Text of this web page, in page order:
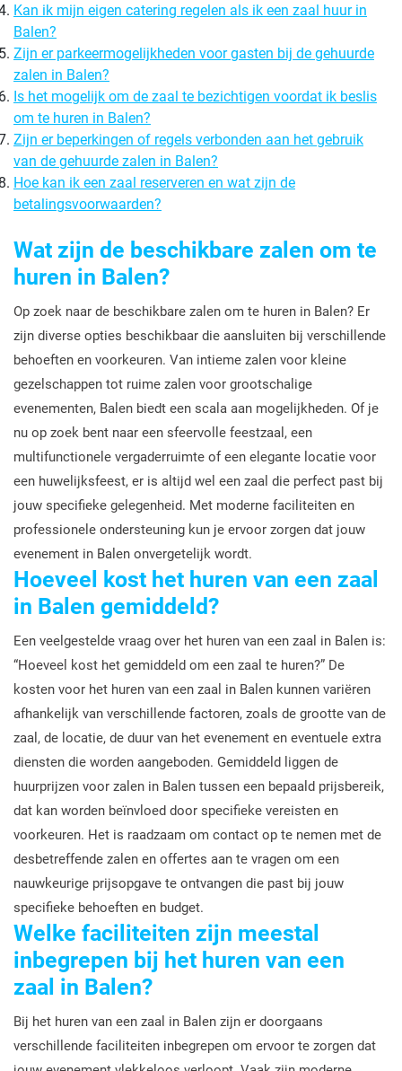
Kan ik mijn eigen catering regelen als ik een zaal huur in
Balen?
Zijn er parkeermogelijkheden voor gasten bij de gehuurde
zalen in Balen?
Is het mogelijk om de zaal te bezichtigen voordat ik beslis
om te huren in Balen?
Zijn er beperkingen of regels verbonden aan het gebruik
van de gehuurde zalen in Balen?
Hoe kan ik een zaal reserveren en wat zijn de
betalingsvoorwaarden?
Wat zijn de beschikbare zalen om te
huren in Balen?
Op zoek naar de beschikbare zalen om te huren in Balen? Er
zijn diverse opties beschikbaar die aansluiten bij verschillende
behoeften en voorkeuren. Van intieme zalen voor kleine
gezelschappen tot ruime zalen voor grootschalige
evenementen, Balen biedt een scala aan mogelijkheden. Of je
nu op zoek bent naar een sfeervolle feestzaal, een
multifunctionele vergaderruimte of een elegante locatie voor
een huwelijksfeest, er is altijd wel een zaal die perfect past bij
jouw specifieke gelegenheid. Met moderne faciliteiten en
professionele ondersteuning kun je ervoor zorgen dat jouw
evenement in Balen onvergetelijk wordt.
Hoeveel kost het huren van een zaal
in Balen gemiddeld?
Een veelgestelde vraag over het huren van een zaal in Balen is:
“Hoeveel kost het gemiddeld om een zaal te huren?” De
kosten voor het huren van een zaal in Balen kunnen variëren
afhankelijk van verschillende factoren, zoals de grootte van de
zaal, de locatie, de duur van het evenement en eventuele extra
diensten die worden aangeboden. Gemiddeld liggen de
huurprijzen voor zalen in Balen tussen een bepaald prijsbereik,
dat kan worden beïnvloed door specifieke vereisten en
voorkeuren. Het is raadzaam om contact op te nemen met de
desbetreffende zalen en offertes aan te vragen om een
nauwkeurige prijsopgave te ontvangen die past bij jouw
specifieke behoeften en budget.
Welke faciliteiten zijn meestal
inbegrepen bij het huren van een
zaal in Balen?
Bij het huren van een zaal in Balen zijn er doorgaans
verschillende faciliteiten inbegrepen om ervoor te zorgen dat